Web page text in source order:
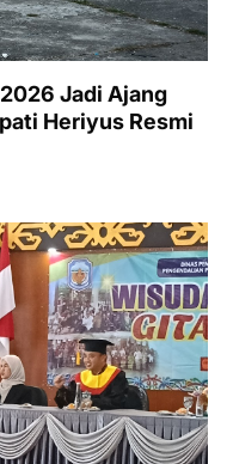
Jadi Ajang
Heriyus Resmi